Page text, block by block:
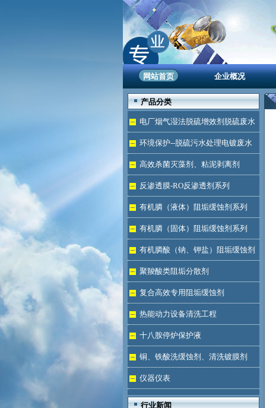
网站首页 企业概况
产品分类
电厂烟气湿法脱硫增效剂脱硫废水
处理环境保护--脱硫污水处理电镀废水
达标高效杀菌灭藻剂、粘泥剥离剂
反渗透膜-RO反渗透剂系列
有机膦（液体）阻垢缓蚀剂系列
有机膦（固体）阻垢缓蚀剂系列
有机膦酸（钠、钾盐）阻垢缓蚀剂
液体聚羧酸类阻垢分散剂
复合高效专用阻垢缓蚀剂
热能动力设备清洗工程
十八胺停炉保护液
铜、铁酸洗缓蚀剂、清洗镀膜剂
仪器仪表
行业新闻